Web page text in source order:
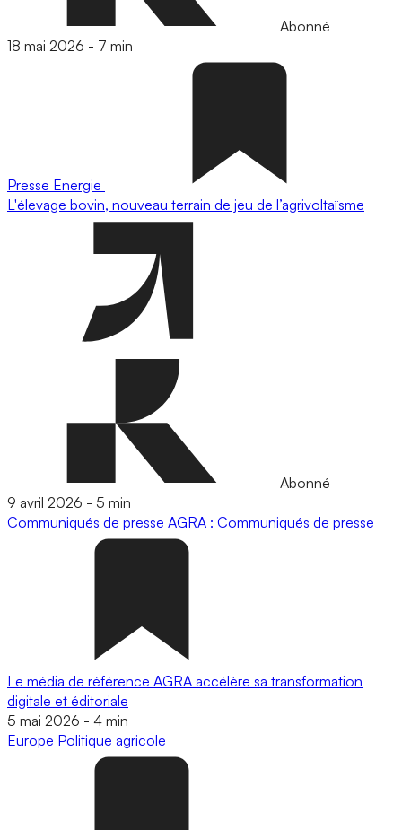
Abonné
18 mai 2026 - 7 min
Presse Energie
L'élevage bovin, nouveau terrain de jeu de l’agrivoltaïsme
Abonné
9 avril 2026 - 5 min
Communiqués de presse AGRA : Communiqués de presse
Le média de référence AGRA accélère sa transformation
digitale et éditoriale
5 mai 2026 - 4 min
Europe Politique agricole